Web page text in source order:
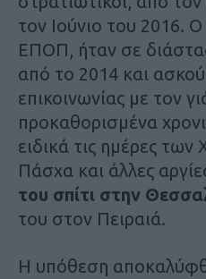
τον Ιούνιο του 2016.
ΕΠΟΠ, ήταν σε
από το 2014 και
επικοινωνίας με τον
προκαθορισμένα
ειδικά τις ημέρες των
Πάσχα και άλλες
του σπίτι στην
του στον Πειραιά.
Η υπόθεση